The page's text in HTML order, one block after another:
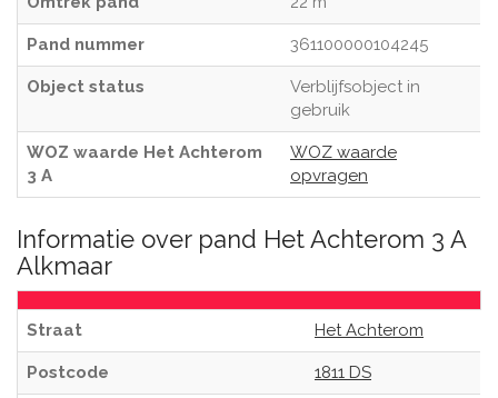
Pand nummer 361100000104245
Object status
Verblijfsobject in
gebruik
WOZ waarde Het Achterom
3 A
WOZ waarde
opvragen
Informatie over pand Het Achterom 3 A
Alkmaar
Straat Het Achterom
Postcode 1811 DS